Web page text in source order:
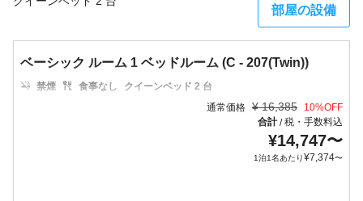
部屋の設備
ベーシック ルーム 1 ベッドルーム (C - 207(Twin))
禁煙 食事なし
クイーンベッド 2 台
通常価格 ¥ 16,385 10%OFF
合計/税・手数料込
¥14,747〜
1泊1名あたり¥7,374〜